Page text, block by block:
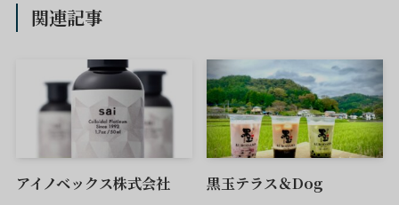
関連記事
アイノベックス株式会社 黒玉テラス＆Dog